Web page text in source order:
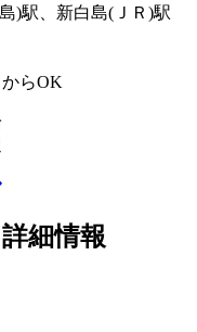
)駅、新白島(ＪＲ)駅
らOK
細情報